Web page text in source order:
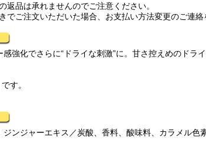
返品は承れませんのでご注意ください。
でご注文いただいた場合、お支払い方法変更のご連絡
強化でさらに“ドライな刺激”に。甘さ控えめのドラ
す。
ンジャーエキス／炭酸、香料、酸味料、カラメル色